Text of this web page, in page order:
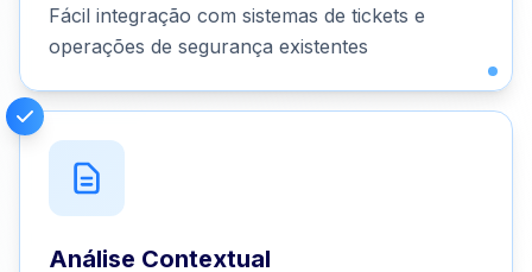
Fácil integração com sistemas de tickets e
operações de segurança existentes
Análise Contextual